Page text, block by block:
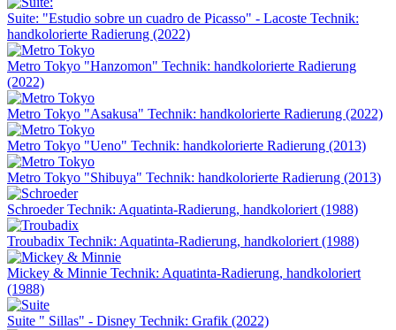
Suite: "Estudio sobre un cuadro de Picasso" - Lacoste Technik:
handkolorierte Radierung (2022)
Metro Tokyo "Hanzomon" Technik: handkolorierte Radierung
(2022)
Metro Tokyo "Asakusa" Technik: handkolorierte Radierung (2022)
Metro Tokyo "Ueno" Technik: handkolorierte Radierung (2013)
Metro Tokyo "Shibuya" Technik: handkolorierte Radierung (2013)
SchroederTechnik: Aquatinta-Radierung, handkoloriert (1988)
Troubadix Technik: Aquatinta-Radierung, handkoloriert (1988)
Mickey & Minnie Technik: Aquatinta-Radierung, handkoloriert
(1988)
Suite " Sillas" - Disney Technik: Grafik (2022)